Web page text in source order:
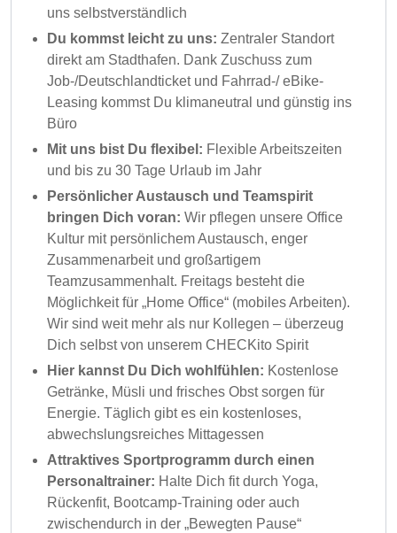
uns selbstverständlich
Du kommst leicht zu uns: Zentraler Standort
direkt am Stadthafen. Dank Zuschuss zum
Job-/Deutschlandticket und Fahrrad-/ eBike-
Leasing kommst Du klimaneutral und günstig ins
Büro
Mit uns bist Du flexibel: Flexible Arbeitszeiten
und bis zu 30 Tage Urlaub im Jahr
Persönlicher Austausch und Teamspirit
bringen Dich voran: Wir pflegen unsere Office
Kultur mit persönlichem Austausch, enger
Zusammenarbeit und großartigem
Teamzusammenhalt. Freitags besteht die
Möglichkeit für „Home Office“ (mobiles Arbeiten).
Wir sind weit mehr als nur Kollegen – überzeug
Dich selbst von unserem CHECKito Spirit
Hier kannst Du Dich wohlfühlen: Kostenlose
Getränke, Müsli und frisches Obst sorgen für
Energie. Täglich gibt es ein kostenloses,
abwechslungsreiches Mittagessen
Attraktives Sportprogramm durch einen
Personaltrainer: Halte Dich fit durch Yoga,
Rückenfit, Bootcamp-Training oder auch
zwischendurch in der „Bewegten Pause“